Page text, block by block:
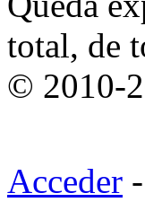
total, de
© 2010-
Acceder